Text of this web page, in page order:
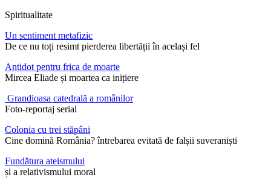
Spiritualitate
Un sentiment metafizic
De ce nu toți resimt pierderea libertății în același fel
Antidot pentru frica de moarte
Mircea Eliade și moartea ca inițiere
Grandioasa catedrală a românilor
Foto-reportaj serial
Colonia cu trei stăpâni
Cine domină România? întrebarea evitată de falșii suveraniști
Fundătura ateismului
și a relativismului moral